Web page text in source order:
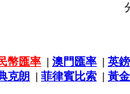
幣匯率 | 澳門匯率 | 英
克朗 | 菲律賓比索 | 黃